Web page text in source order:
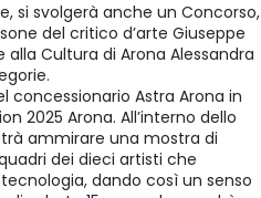
si svolgerà anche un Concorso,
del critico d’arte Giuseppe
alla Cultura di Arona Alessandra
concessionario Astra Arona in
2025 Arona. All’interno dello
ammirare una mostra di
dei dieci artisti che
dando così un senso